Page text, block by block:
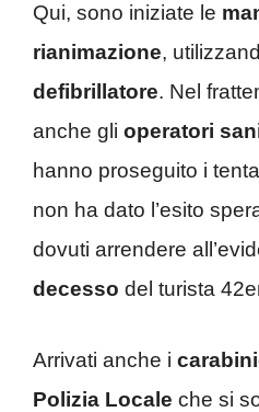
Qui, sono iniziate le
rianimazione,
defibrillatore. Nel
anche gli operatori
hanno proseguito i
non ha dato l’esito
dovuti arrendere
decesso del turista
Arrivati anche i
Polizia Locale che si